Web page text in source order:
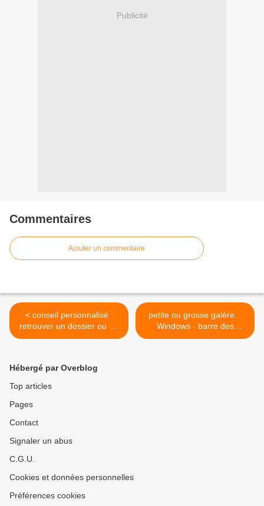
Publicité
Commentaires
Ajouter un commentaire
< conseil personnalisé :
retrouver un dossier ou un
document (texte, photo, etc
petite ou grosse galère...
Windows - barre des
tâches.. >
Hébergé par Overblog
Top articles
Pages
Contact
Signaler un abus
C.G.U.
Cookies et données personnelles
Préférences cookies